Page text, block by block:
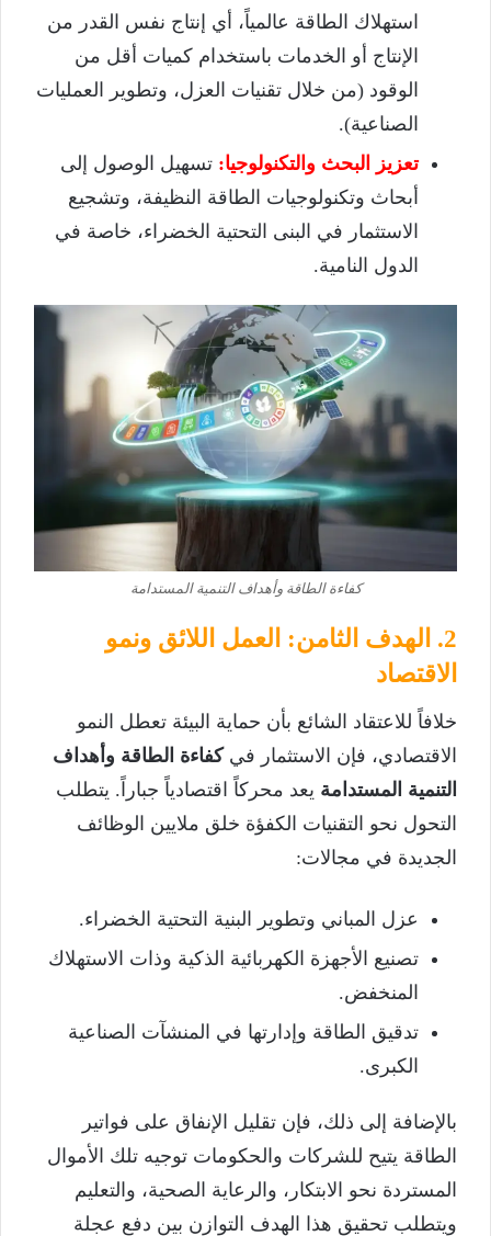
استهلاك الطاقة عالمياً، أي إنتاج نفس القدر من
الإنتاج أو الخدمات باستخدام كميات أقل من
الوقود (من خلال تقنيات العزل، وتطوير العمليات
الصناعية).
تعزيز البحث والتكنولوجيا: تسهيل الوصول إلى
أبحاث وتكنولوجيات الطاقة النظيفة، وتشجيع
الاستثمار في البنى التحتية الخضراء، خاصة في
الدول النامية.
كفاءة الطاقة وأهداف التنمية المستدامة
2. الهدف الثامن: العمل اللائق ونمو
الاقتصاد
خلافاً للاعتقاد الشائع بأن حماية البيئة تعطل النمو
الاقتصادي، فإن الاستثمار فيكفاءة الطاقة وأهداف
التنمية المستدامة يعد محركاً اقتصادياً جباراً. يتطلب
التحول نحو التقنيات الكفؤة خلق ملايين الوظائف
الجديدة في مجالات:
عزل المباني وتطوير البنية التحتية الخضراء.
تصنيع الأجهزة الكهربائية الذكية وذات الاستهلاك
المنخفض.
تدقيق الطاقة وإدارتها في المنشآت الصناعية
الكبرى.
بالإضافة إلى ذلك، فإن تقليل الإنفاق على فواتير
الطاقة يتيح للشركات والحكومات توجيه تلك الأموال
المستردة نحو الابتكار، والرعاية الصحية، والتعليم
ويتطلب تحقيق هذا الهدف التوازن بين دفع عجلة